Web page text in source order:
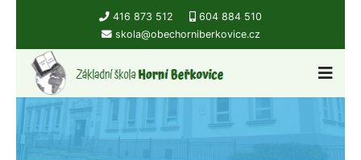
416 873 512
604 884 510
skola@obechorniberkovice.cz